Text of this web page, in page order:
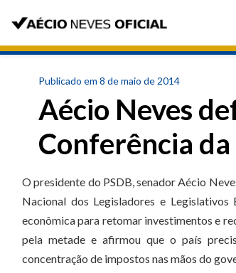
Publicado em 8 de maio de 2014
Aécio Neves
Conferência
O presidente do PSDB, senador Aécio
Nacional dos Legisladores e
econômica para retomar investimentos e
pela metade e afirmou que o país
concentração de impostos nas mãos do